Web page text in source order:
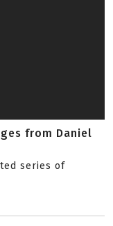
from Daniel
series of